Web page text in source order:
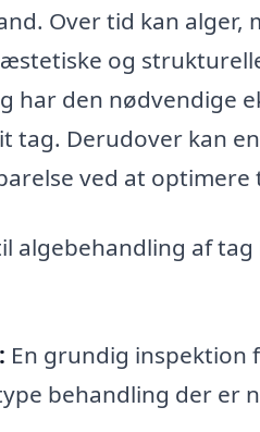
Over tid kan
og
har den nødvendige
tag. Derudover kan
ved at optimere
algebehandling af
En grundig
behandling der er